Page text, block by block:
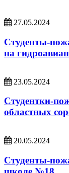
27.05.2024
Студенты-
на
23.05.2024
Студентки-
областных
20.05.2024
Студенты-